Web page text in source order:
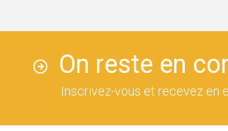
On reste en
Inscrivez-vous et recevez en